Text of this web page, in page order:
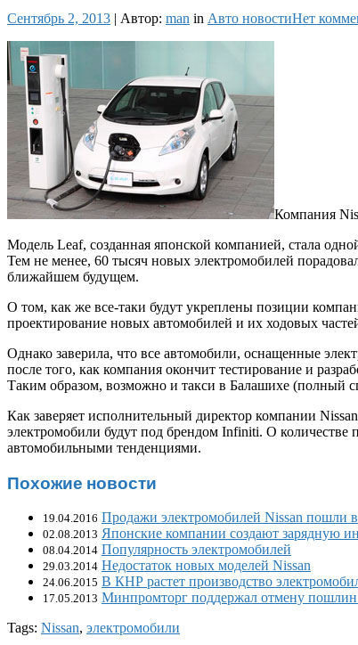
Сентябрь 2, 2013 | Автор: man in Авто новостиНет
Компания
Модель Leaf, созданная японской компанией, стала
Тем не менее, 60 тысяч новых электромобилей
ближайшем будущем.
О том, как же все-таки будут укреплены позиции
проектирование новых автомобилей и их ходовых
Однако заверила, что все автомобили, оснащенные
после того, как компания окончит тестирование и
Таким образом, возможно и такси в Балашихе (полный
Как заверяет исполнительный директор компании
электромобили будут под брендом Infiniti. О количестве
автомобильными тенденциями.
Похожие новости
19.04.2016 Продажи электромобилей Nissan пошли
02.08.2013 Японские компании создают зарядную
08.04.2014 Популярность электромобилей
29.03.2014 Недостаток новых моделей Nissan
24.06.2015 В КНР растет производство
17.05.2013 Минпромторг поддержал отмену пошлин
Tags: Nissan, электромобили